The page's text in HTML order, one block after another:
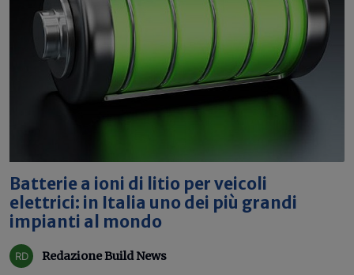
Batterie a ioni di litio per veicoli
elettrici: in Italia uno dei più grandi
impianti al mondo
Redazione Build News